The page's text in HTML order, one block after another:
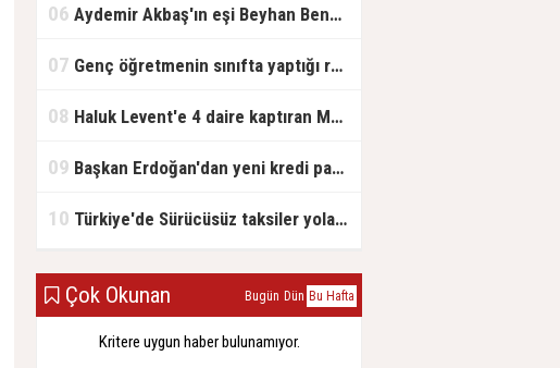
06 Aydemir Akbaş'ın eşi Beyhan Benek Akbaş hayatını kaybetti
07 Genç öğretmenin sınıfta yaptığı rezil paylaşım
08 Haluk Levent'e 4 daire kaptıran Müteahhit soluğu savcılıkta aldı
09 Başkan Erdoğan'dan yeni kredi paketi müjdesi: 6 ay geri ödemesiz, 36 ay vadeli
10 Türkiye'de Sürücüsüz taksiler yola çıkmaya hazırlanıyor
Çok Okunan Bugün Dün Bu Hafta
Kritere uygun haber bulunamıyor.